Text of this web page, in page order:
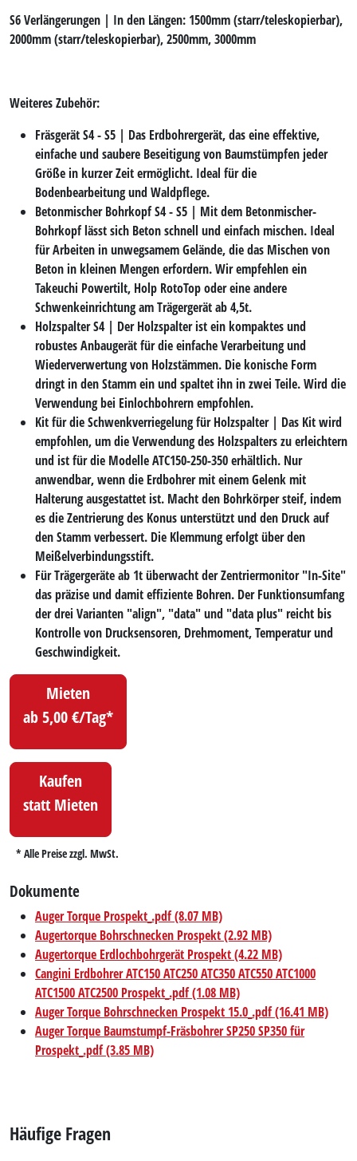
S6 Verlängerungen | In den Längen: 1500mm (starr/teleskopierbar),
2000mm (starr/teleskopierbar), 2500mm, 3000mm
Weiteres Zubehör:
FräsgerätS4 - S5 | Das Erdbohrergerät, das eine effektive,
einfache und saubere Beseitigung von Baumstümpfen jeder
Größe in kurzer Zeit ermöglicht. Ideal für die
Bodenbearbeitung und Waldpflege.
Betonmischer BohrkopfS4 - S5 | Mit dem Betonmischer-
Bohrkopf lässt sich Beton schnell und einfach mischen. Ideal
für Arbeiten in unwegsamem Gelände, die das Mischen von
Beton in kleinen Mengen erfordern. Wir empfehlen ein
Takeuchi Powertilt, Holp RotoTop oder eine andere
Schwenkeinrichtung am Trägergerät ab 4,5t.
HolzspalterS4 | Der Holzspalter ist ein kompaktes und
robustes Anbaugerät für die einfache Verarbeitung und
Wiederverwertung von Holzstämmen. Die konische Form
dringt in den Stamm ein und spaltet ihn in zwei Teile. Wird die
Verwendung bei Einlochbohrern empfohlen.
Kit für dieSchwenkverriegelungfür Holzspalter | Das Kit wird
empfohlen, um die Verwendung des Holzspalters zu erleichtern
und ist für die Modelle ATC150-250-350 erhältlich. Nur
anwendbar, wenn die Erdbohrer mit einem Gelenk mit
Halterung ausgestattet ist. Macht den Bohrkörper steif, indem
es die Zentrierung des Konus unterstützt und den Druck auf
den Stamm verbessert. Die Klemmung erfolgt über den
Meißelverbindungsstift.
Für Trägergeräte ab 1t überwacht derZentriermonitor"In-Site"
das präzise und damit effiziente Bohren. Der Funktionsumfang
der drei Varianten "align", "data" und "data plus" reicht bis
Kontrolle von Drucksensoren, Drehmoment, Temperatur und
Geschwindigkeit.
Mieten
ab 5,00 €/Tag*
Kaufen
statt Mieten
* Alle Preise zzgl. MwSt.
Dokumente
Auger Torque Prospekt_.pdf (8.07 MB)
Augertorque Bohrschnecken Prospekt (2.92 MB)
Augertorque Erdlochbohrgerät Prospekt (4.22 MB)
Cangini Erdbohrer ATC150 ATC250 ATC350 ATC550 ATC1000
ATC1500 ATC2500 Prospekt_.pdf (1.08 MB)
Auger Torque Bohrschnecken Prospekt 15.0_.pdf (16.41 MB)
Auger Torque Baumstumpf-Fräsbohrer SP250 SP350 für
Prospekt_.pdf (3.85 MB)
Häufige Fragen